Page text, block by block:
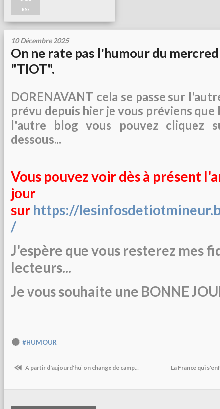
RSS
10 Décembre 2025
On ne rate pas l'humour du
"TIOT".
DORENAVANT cela se passe sur
prévu depuis hier je vous préviens
l'autre blog vous pouvez cliquez
dessous...
Vous pouvez voir dès à présent
jour
sur https://
/
J'espère que vous resterez mes
lecteurs...
Je vous souhaite une BONNE
#HUMOUR
A partir d'aujourd'hui on change de camp... La France qui